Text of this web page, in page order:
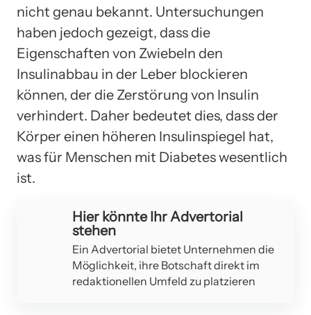
nicht genau bekannt. Untersuchungen
haben jedoch gezeigt, dass die
Eigenschaften von Zwiebeln den
Insulinabbau in der Leber blockieren
können, der die Zerstörung von Insulin
verhindert. Daher bedeutet dies, dass der
Körper einen höheren Insulinspiegel hat,
was für Menschen mit Diabetes wesentlich
ist.
Hier könnte Ihr Advertorial
stehen
Ein Advertorial bietet Unternehmen die
Möglichkeit, ihre Botschaft direkt im
redaktionellen Umfeld zu platzieren